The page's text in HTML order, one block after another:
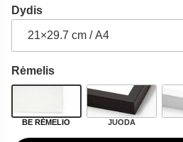
Dydis
Rėmelis
BE RĖMELIO JUODA